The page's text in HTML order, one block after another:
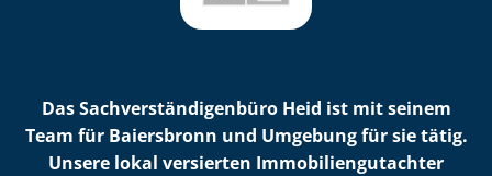
Das Sach­ver­stän­di­gen­bü­ro Heid ist mit seinem
Team für Baiersbronn und Umgebung für sie tätig.
Unsere lokal versierten Im­mo­bi­li­en­gut­ach­ter